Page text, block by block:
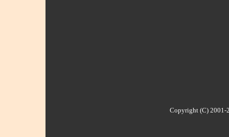
Copyright (C) 2001-